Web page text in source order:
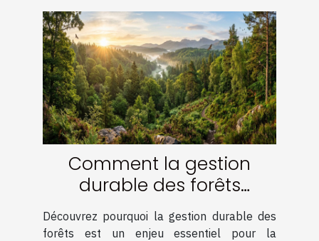
Comment la gestion
durable des forêts
contribue-t-elle à
l'écosystème ?
Découvrez pourquoi la gestion durable des
forêts est un enjeu essentiel pour la